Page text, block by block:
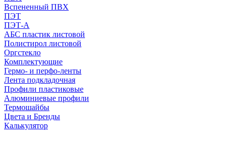
Вспененный ПВХ
ПЭТ
ПЭТ-А
АБС пластик листовой
Полистирол листовой
Оргстекло
Комплектующие
Гермо- и перфо-ленты
Лента подкладочная
Профили пластиковые
Алюминиевые профили
Термошайбы
Цвета и Бренды
Калькулятор